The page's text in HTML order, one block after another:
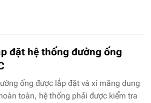
đặt hệ thống đường ống
ống được lắp đặt và xi măng dung
toàn, hệ thống phải được kiểm tra